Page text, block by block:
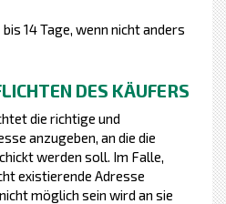
14 Tage, wenn nicht anders
DES KÄUFERS
die richtige und
anzugeben, an die die
werden soll. Im Falle,
existierende Adresse
möglich sein wird an sie